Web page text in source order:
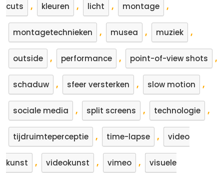
cuts , kleuren , licht , montage ,
montagetechnieken , musea , muziek ,
outside , performance , point-of-view shots ,
schaduw , sfeer versterken , slow motion ,
sociale media , split screens , technologie ,
tijdruimteperceptie , time-lapse , video
kunst , videokunst , vimeo , visuele